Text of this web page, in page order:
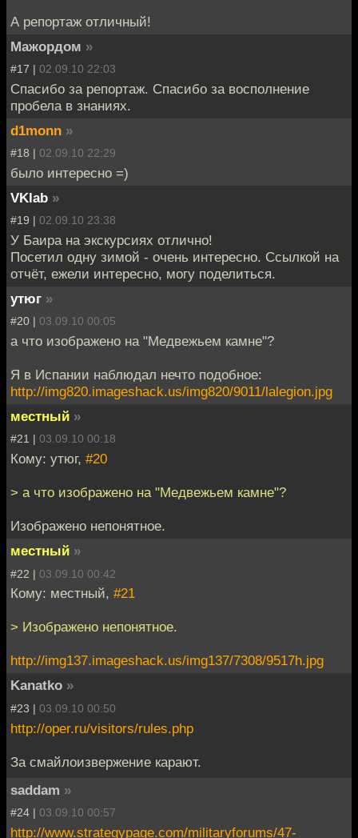
А репортаж отличный!
Мажордом »
#17 | 02.09.10 22:03
Спасибо за репортаж. Спасибо за восполнение
пробела в знаниях.
d1monn »
#18 | 02.09.10 22:29
было интересно =)
VKlab »
#19 | 02.09.10 23:38
У Баира на экскурсиях отлично!
Посетил одну зимой - очень интересно. Ссылкой на
отчёт, ежели интересно, могу поделиться.
утюг »
#20 | 03.09.10 00:05
а что изображено на "Медвежьем камне"?
Я в Испании наблюдал нечто подобное:
http://img820.imageshack.us/img820/9011/lalegion.jpg
местный »
#21 | 03.09.10 00:18
Кому: утюг, #20
> а что изображено на "Медвежьем камне"?
Изображено непонятное.
местный »
#22 | 03.09.10 00:42
Кому: местный, #21
> Изображено непонятное.
http://img137.imageshack.us/img137/7308/9517h.jpg
Kanatko »
#23 | 03.09.10 00:50
http://oper.ru/visitors/rules.php
За смайлоизвержение карают.
saddam »
#24 | 03.09.10 00:57
http://www.strategypage.com/militaryforums/47-